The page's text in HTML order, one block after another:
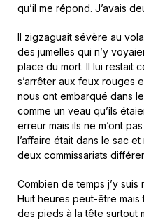
qu’il me répond. J’avais
Il zigzaguait sévère au
des jumelles qui n’y
place du mort. Il lui restait
s’arrêter aux feux rouges
nous ont embarqué dans
comme un veau qu’ils
erreur mais ils ne m’ont
l’affaire était dans le sac
deux commissariats
Combien de temps j’y suis
Huit heures peut-être mais
des pieds à la tête surtout